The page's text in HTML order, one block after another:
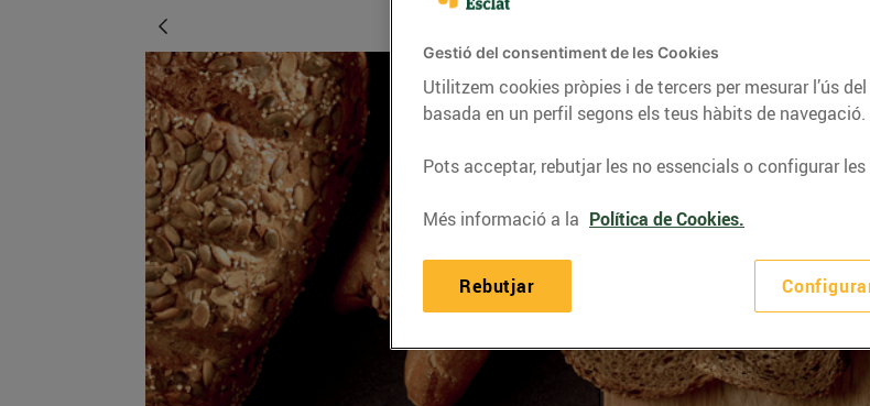
Gestió del consentiment de les Cookies
Utilitzem cookies pròpies i de tercers per mesurar l’ús
basada en un perfil segons els teus hàbits de navegació.
Pots acceptar, rebutjar les no essencials o configurar
Més informació a la Política de Cookies.
Rebutjar